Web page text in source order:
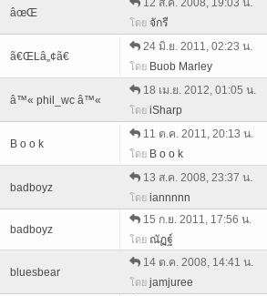
âœŒ
โดย จักรี
ã€ŒLâ„¢ã€
24 มิ.ย. 2011, 02:23 น.
โดย Buob Marley
â™« phil_wc â™«
18 เม.ย. 2012, 01:05 น.
โดย iSharp
B o o k
11 ต.ค. 2011, 20:13 น.
โดย B o o k
badboyz
13 ส.ค. 2008, 23:37 น.
โดย iannnnn
badboyz
15 ก.ย. 2011, 17:56 น.
โดย ณัฏฐ์
bluesbear
14 ต.ค. 2008, 14:41 น.
โดย jamjuree